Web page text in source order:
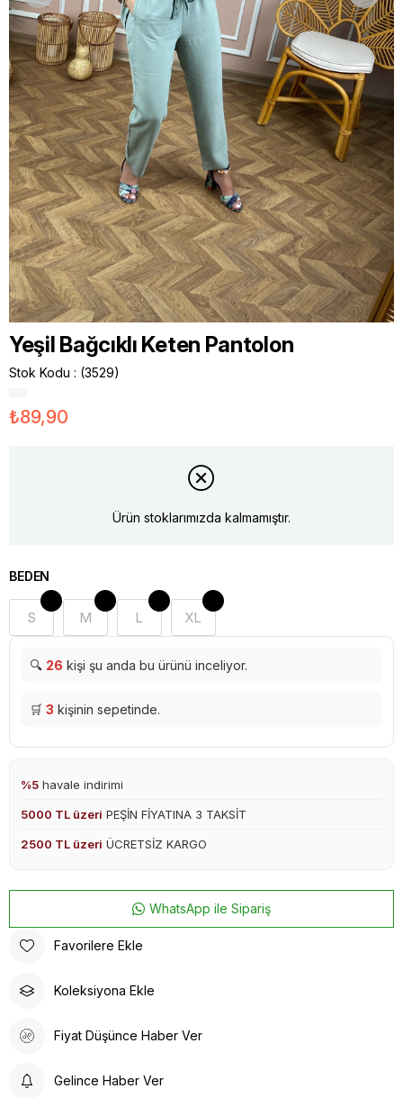
Yeşil Bağcıklı Keten Pantolon
Stok Kodu (3529)
₺89,90
Ürün stoklarımızda kalmamıştır.
BEDEN
S M L XL
🔍 26 kişi şu anda bu ürünü inceliyor.
🛒 3 kişinin sepetinde.
%5 havale indirimi
5000 TL üzeri PEŞİN FİYATINA 3 TAKSİT
2500 TL üzeri ÜCRETSİZ KARGO
WhatsApp ile Sipariş
Favorilere Ekle
Koleksiyona Ekle
Fiyat Düşünce Haber Ver
Gelince Haber Ver